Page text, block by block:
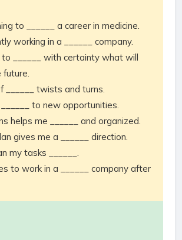
to ______ a career in medicine.
working in a ______ company.
______ with certainty what will
future.
______ twists and turns.
to new opportunities.
helps me ______ and organized.
gives me a ______ direction.
my tasks ______.
to work in a ______ company after